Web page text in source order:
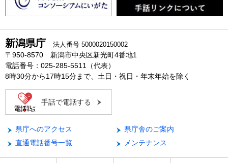
新潟県庁 法人番号 5000020150002
〒950-8570 新潟市中央区新光町4番地1
電話番号：025-285-5511（代表）
8時30分から17時15分まで、土日・祝日・年末年始を除く
手話で電話する
県庁へのアクセス
県庁舎のご案内
直通電話番号一覧
メンテナンス